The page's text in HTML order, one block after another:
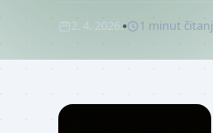
2. 4. 2026. 1 minut